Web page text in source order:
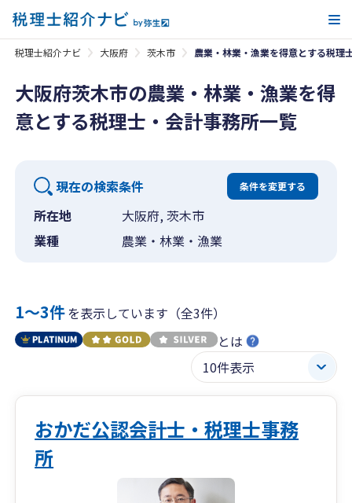
税理士紹介ナビ 大阪府 茨木市 農業・林業・漁業を得意とする税理
大阪府茨木市の農業・林業・漁業を得
意とする税理士・会計事務所一覧
現在の検索条件 条件を変更する
所在地
大阪府, 茨木市
業種
農業・林業・漁業
1〜3件を表示しています（全3件）
とは
おかだ公認会計士・税理士事務
所